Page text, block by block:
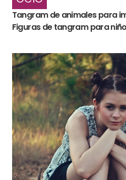
Tangram de animales para
Figuras de tangram para